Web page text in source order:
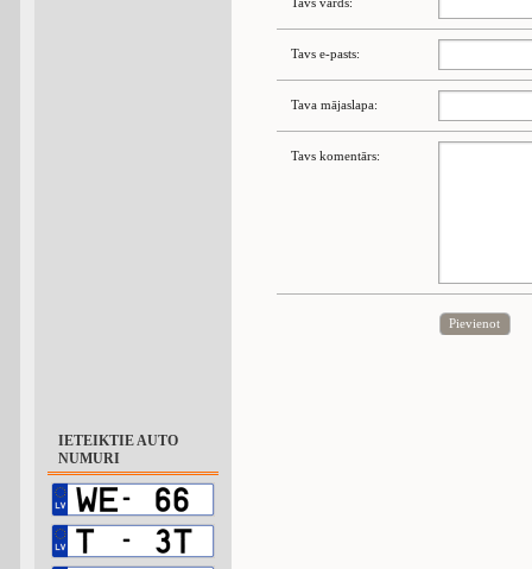
IETEIKTIE AUTO
NUMURI
Tavs e-pasts:
Tava mājaslapa:
Tavs komentārs:
Pievienot